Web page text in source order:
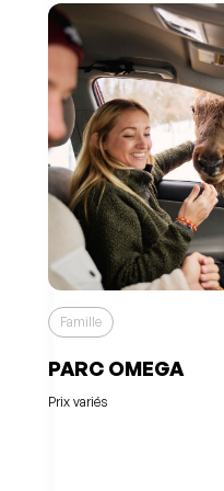
Famille
PARC OMEGA
Prix variés